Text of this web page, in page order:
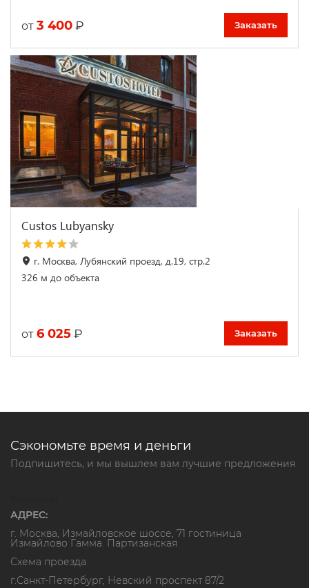
от 3 400 ₽ Заказать
Custos Lubyansky
г. Москва, Лубянский проезд, д.19, стр.2
326 м до объекта
от 6 025 ₽ Заказать
Сэкономьте время и деньги
Подпишитесь, и мы вышлем вам лучшие предложения
АДРЕС:
г. Москва, Измайловское шоссе, 71 гостиница
Измайлово Гамма. Партизанская
Схема проезда
г.Санкт-Петербург, Невский проспект 87/2